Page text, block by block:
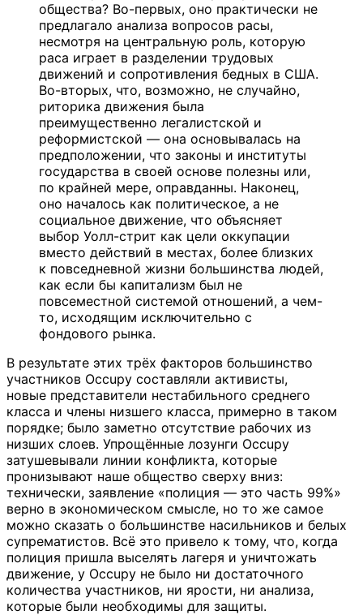
общества? Во-первых, оно практически не
предлагало анализа вопросов расы,
несмотря на центральную роль, которую
раса играет в разделении трудовых
движений и сопротивления бедных в США.
Во-вторых, что, возможно, не случайно,
риторика движения была
преимущественно легалистской и
реформистской — она основывалась на
предположении, что законы и институты
государства в своей основе полезны или,
по крайней мере, оправданны. Наконец,
оно началось как политическое, а не
социальное движение, что объясняет
выбор Уолл-стрит как цели оккупации
вместо действий в местах, более близких
к повседневной жизни большинства людей,
как если бы капитализм был не
повсеместной системой отношений, а чем-
то, исходящим исключительно с
фондового рынка.
В результате этих трёх факторов большинство
участников Occupy составляли активисты,
новые представители нестабильного среднего
класса и члены низшего класса, примерно в таком
порядке; было заметно отсутствие рабочих из
низших слоев. Упрощённые лозунги Occupy
затушевывали линии конфликта, которые
пронизывают наше общество сверху вниз:
технически, заявление «полиция — это часть 99%»
верно в экономическом смысле, но то же самое
можно сказать о большинстве насильников и белых
супрематистов. Всё это привело к тому, что, когда
полиция пришла выселять лагеря и уничтожать
движение, у Occupy не было ни достаточного
количества участников, ни ярости, ни анализа,
которые были необходимы для защиты.